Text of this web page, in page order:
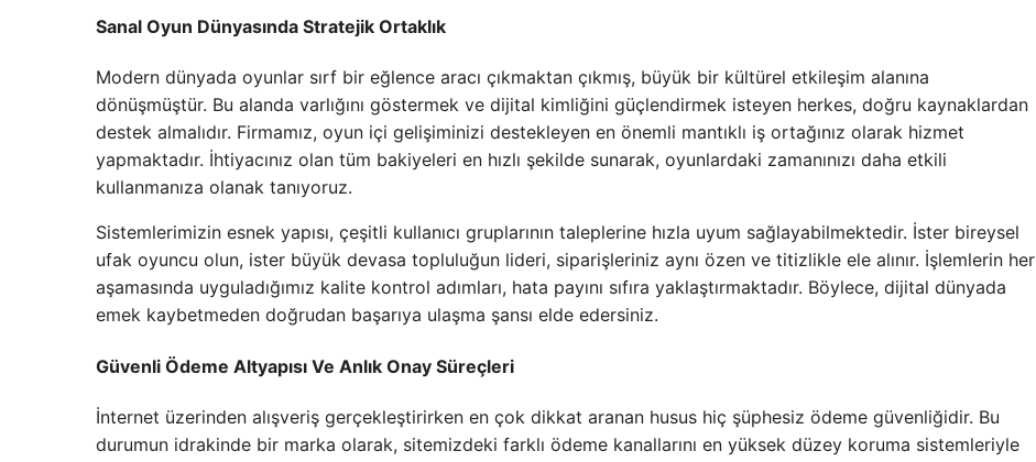
Sanal Oyun Dünyasında Stratejik Ortaklık
Modern dünyada oyunlar sırf bir eğlence aracı çıkmaktan çıkmış, büyük bir kültürel etkileşim alanına
dönüşmüştür. Bu alanda varlığını göstermek ve dijital kimliğini güçlendirmek isteyen herkes, doğru kaynaklardan
destek almalıdır. Firmamız, oyun içi gelişiminizi destekleyen en önemli mantıklı iş ortağınız olarak hizmet
yapmaktadır. İhtiyacınız olan tüm bakiyeleri en hızlı şekilde sunarak, oyunlardaki zamanınızı daha etkili
kullanmanıza olanak tanıyoruz.
Sistemlerimizin esnek yapısı, çeşitli kullanıcı gruplarının taleplerine hızla uyum sağlayabilmektedir. İster bireysel
ufak oyuncu olun, ister büyük devasa topluluğun lideri, siparişleriniz aynı özen ve titizlikle ele alınır. İşlemlerin her
aşamasında uyguladığımız kalite kontrol adımları, hata payını sıfıra yaklaştırmaktadır. Böylece, dijital dünyada
emek kaybetmeden doğrudan başarıya ulaşma şansı elde edersiniz.
Güvenli Ödeme Altyapısı Ve Anlık Onay Süreçleri
İnternet üzerinden alışveriş gerçekleştirirken en çok dikkat aranan husus hiç şüphesiz ödeme güvenliğidir. Bu
durumun idrakinde bir marka olarak, sitemizdeki farklı ödeme kanallarını en yüksek düzey koruma sistemleriyle